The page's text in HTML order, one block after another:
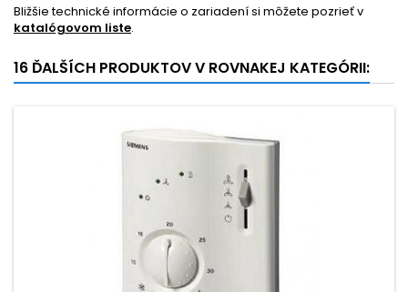
Bližšie technické informácie o zariadení si môžete pozrieť v
katalógovom liste.
16 ĎALŠÍCH PRODUKTOV V ROVNAKEJ KATEGÓRII: